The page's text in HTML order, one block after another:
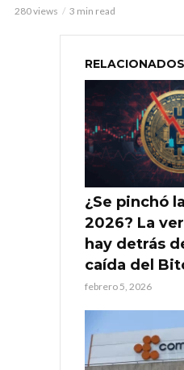
280 views 3 min read
RELACIONADOS
¿Se pinchó
2026? La
hay detrás
caída del
febrero 5, 2026